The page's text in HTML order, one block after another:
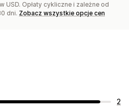
USD. Opłaty cykliczne i zależne od
dni. Zobacz wszystkie opcje cen
2